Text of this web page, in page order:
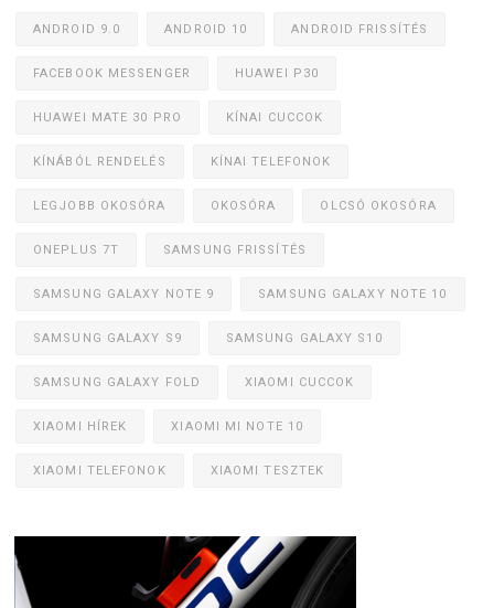
ANDROID 9.0 ANDROID 10 ANDROID FRISSÍTÉS
FACEBOOK MESSENGER HUAWEI P30
HUAWEI MATE 30 PRO KÍNAI CUCCOK
KÍNÁBÓL RENDELÉS KÍNAI TELEFONOK
LEGJOBB OKOSÓRA OKOSÓRA OLCSÓ OKOSÓRA
ONEPLUS 7T SAMSUNG FRISSÍTÉS
SAMSUNG GALAXY NOTE 9 SAMSUNG GALAXY NOTE 10
SAMSUNG GALAXY S9 SAMSUNG GALAXY S10
SAMSUNG GALAXY FOLD XIAOMI CUCCOK
XIAOMI HÍREK XIAOMI MI NOTE 10
XIAOMI TELEFONOK XIAOMI TESZTEK